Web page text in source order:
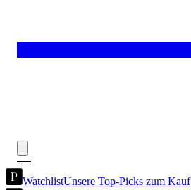
WatchlistUnsere Top-Picks zum Kauf